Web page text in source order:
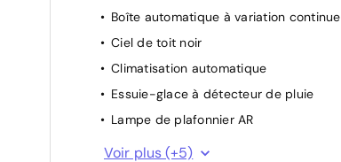
Boîte automatique à variation continue
Ciel de toit noir
Climatisation automatique
Essuie-glace à détecteur de pluie
Lampe de plafonnier AR
Prise 12 V AV
Voir plus (+5)